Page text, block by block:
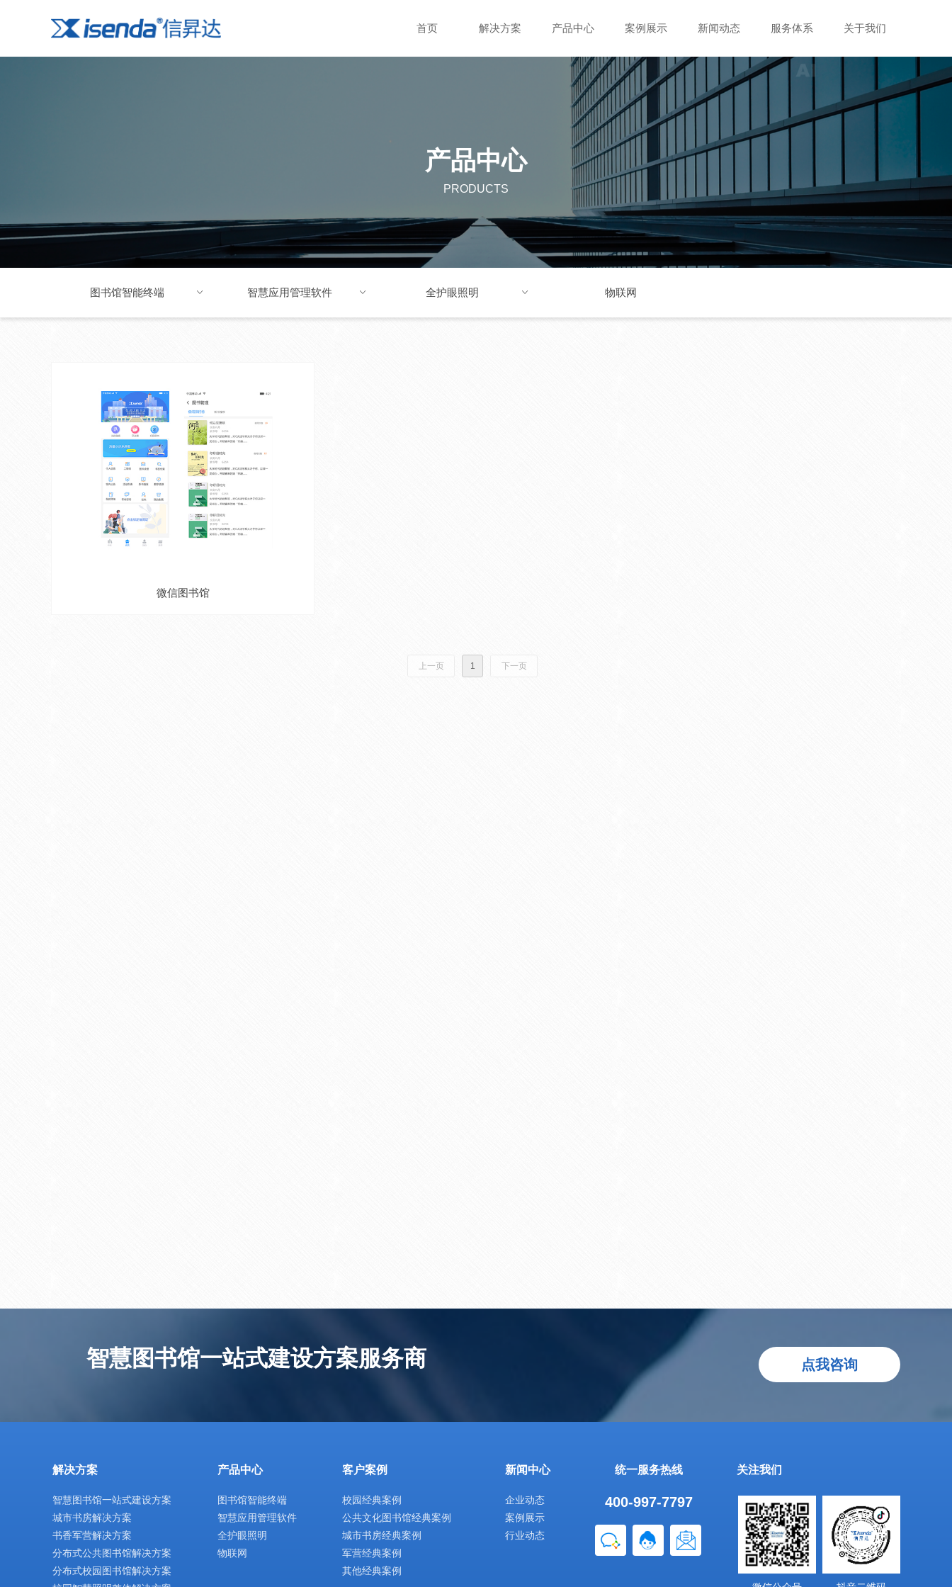
首页 解决方案 产品中心 案例展示 新闻动态 服务体系 关于我们
首页 解决方案 产品中心 案例展示 新闻动态 服务体系 关于我们
ꀁ
图书馆智能终端 ꀁ
智慧应用管理软件 ꀁ
全护眼照明 物联网
微信图书馆
上一页 1 下一页
产品中心
PRODUCTS
解决方案 产品中心 客户案例 新闻中心 统一服务热线 关注我们
智慧图书馆一站式建设方案
城市书房解决方案
书香军营解决方案
分布式公共图书馆解决方案
分布式校园图书馆解决方案
图书馆智能终端
智慧应用管理软件
全护眼照明
物联网
校园经典案例
公共文化图书馆经典案例
城市书房经典案例
军营经典案例
其他经典案例
企业动态
案例展示
行业动态
400-997-7797
企业微信 企业微信 企业微信
点我咨询
智慧图书馆一站式建设方案服务商